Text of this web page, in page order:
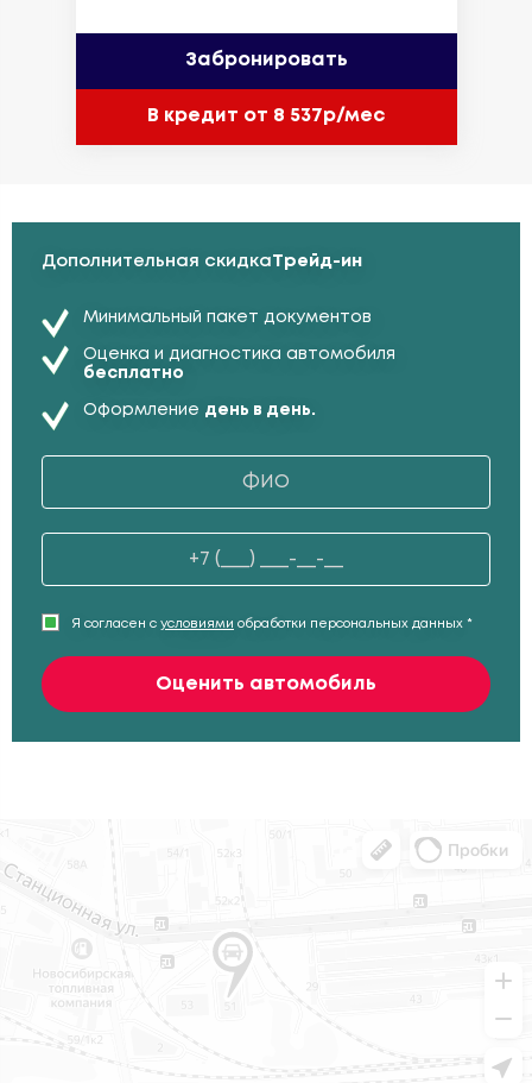
Забронировать
В кредит от 8 537р/мес
Дополнительная скидкаТрейд-ин
Минимальный пакет документов
Оценка и диагностика автомобиля
бесплатно
Оформление день в день.
Я согласен с условиями обработки персональных данных *
Оценить автомобиль